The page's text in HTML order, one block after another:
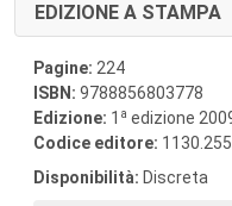
EDIZIONE A STAMPA
Pagine: 224
ISBN: 9788856803778
Edizione: 1 a edizione
Codice editore: 1130.255
Disponibilità: Discreta